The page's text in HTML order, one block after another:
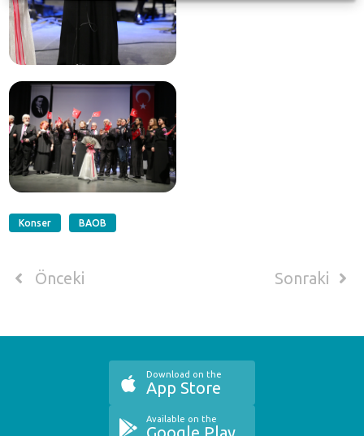
Konser BAOB
Önceki Sonraki
Download on the
App Store
Available on the
Google Play